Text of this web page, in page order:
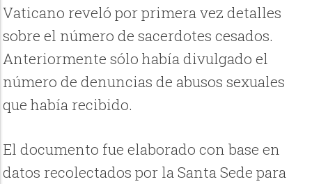
Vaticano reveló por primera vez detalles
sobre el número de sacerdotes cesados.
Anteriormente sólo había divulgado el
número de denuncias de abusos sexuales
que había recibido.
El documento fue elaborado con base en
datos recolectados por la Santa Sede para